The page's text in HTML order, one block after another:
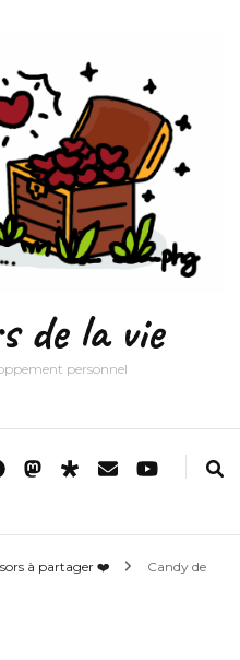
de la vie
personnel
à partager ❤️
Candy de